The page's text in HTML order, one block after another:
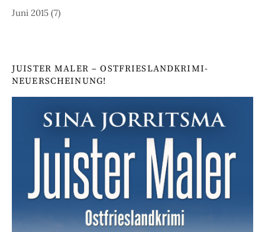
Juni 2015 (7)
JUISTER MALER – OSTFRIESLANDKRIMI-
NEUERSCHEINUNG!